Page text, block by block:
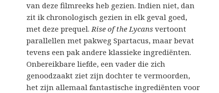
van deze filmreeks heb gezien. Indien niet, dan
zit ik chronologisch gezien in elk geval goed,
met deze prequel.Rise of the Lycans vertoont
parallellen met pakweg Spartacus, maar bevat
tevens een pak andere klassieke ingrediënten.
Onbereikbare liefde, een vader die zich
genoodzaakt ziet zijn dochter te vermoorden,
het zijn allemaal fantastische ingrediënten voor